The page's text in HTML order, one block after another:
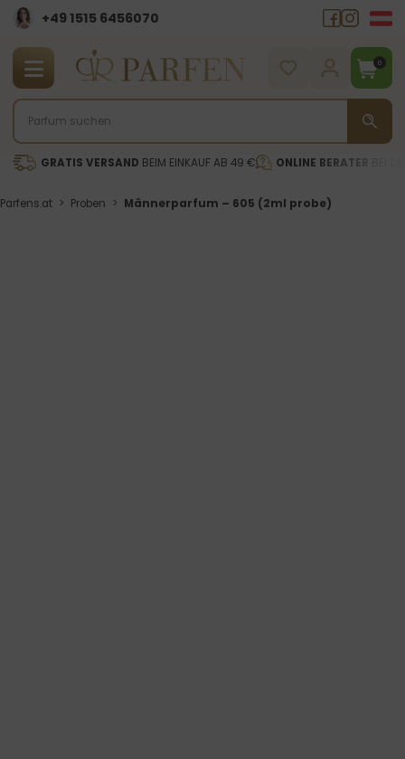
+49 1515 6456070
0
GRATIS VERSAND BEIM EINKAUF AB 49 € ONLINE BERATER
Parfens.at > Proben > Männerparfum – 605 (2ml probe)